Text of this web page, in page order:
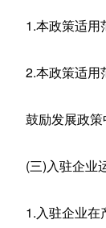
1.本政策适
2.本政策适用
鼓励发展政
(三)入驻企业
1.入驻企业